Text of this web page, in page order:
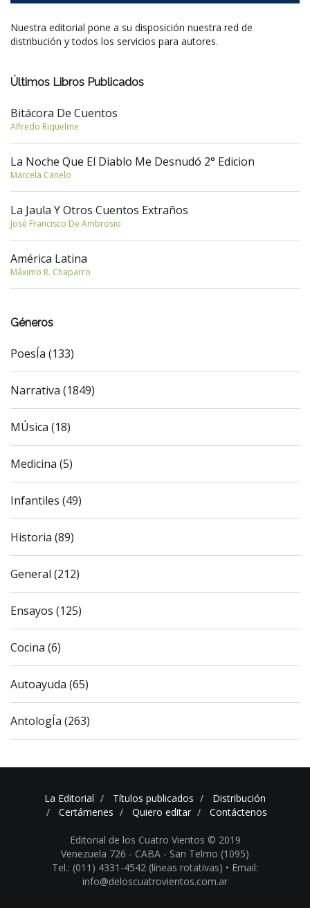
Nuestra editorial pone a su disposición nuestra red de
distribución y todos los servicios para autores.
Últimos Libros Publicados
Bitácora De Cuentos
Alfredo Riquelme
La Noche Que El Diablo Me Desnudó 2° Edicion
Marcela Canelo
La Jaula Y Otros Cuentos Extraños
José Francisco De Ambrosio
América Latina
Máximo R. Chaparro
Géneros
PoesÍa (133)
Narrativa (1849)
MÚsica (18)
Medicina (5)
Infantiles (49)
Historia (89)
General (212)
Ensayos (125)
Cocina (6)
Autoayuda (65)
AntologÍa (263)
La Editorial Títulos publicados
Distribución
Certámenes
Quiero editar Contáctenos
Editorial de los Cuatro Vientos © 2019
Venezuela 726 - CABA - San Telmo (1095)
Tel.: (011) 4331-4542 (líneas rotativas) • Email:
info@deloscuatrovientos.com.ar